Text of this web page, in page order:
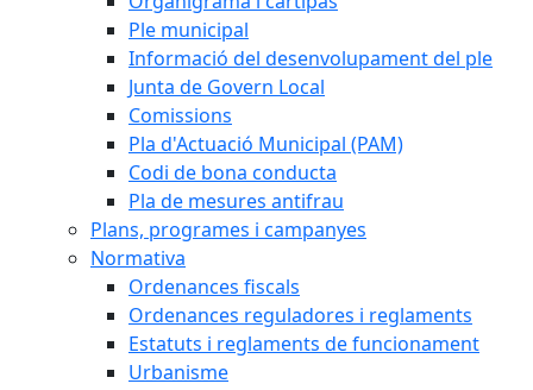
Ple municipal
Informació del desenvolupament del ple
Junta de Govern Local
Comissions
Pla d'Actuació Municipal (PAM)
Codi de bona conducta
Pla de mesures antifrau
Plans, programes i campanyes
Normativa
Ordenances fiscals
Ordenances reguladores i reglaments
Estatuts i reglaments de funcionament
Urbanisme